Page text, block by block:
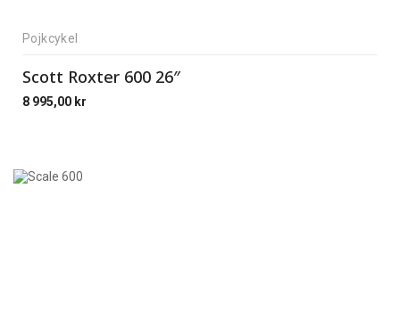
Pojkcykel
Scott Roxter 600 26″
8 995,00 kr